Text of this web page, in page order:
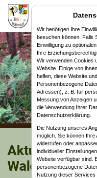
Aktuelles
Waldaschaff
Wir benötigen Ihre
besuchen können. Falls
Einwilligung zu
Ihre
Wir verwenden Cookies
Website. Einige von
helfen, diese Website
Personenbezogene
Adressen), z. B. für
Messung von Anzeigen
die Verwendung Ihrer
Datenschutzerklärung.
Die Nutzung unseres
möglich. Sie können Ihre
widerrufen oder
individueller
Website verfügbar sind.
personenbezogene
Nutzung dieser Services